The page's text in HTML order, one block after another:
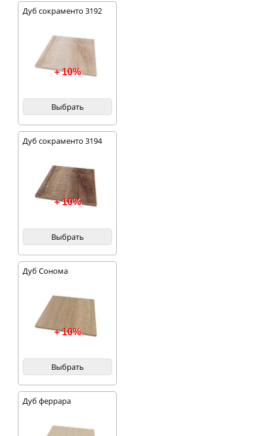
Дуб сокраменто 3192
+ 10%
Выбрать
Дуб сокраменто 3194
+ 10%
Выбрать
Дуб Сонома
+ 10%
Выбрать
Дуб феррара